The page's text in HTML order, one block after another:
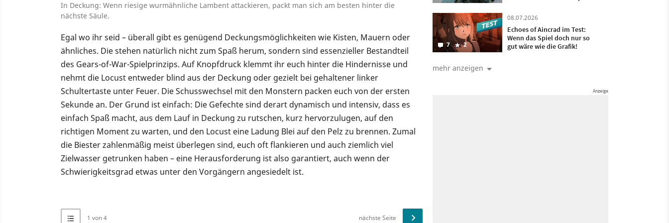
In Deckung: Wenn riesige wurmähnliche Lambent attackieren, packt man sich am besten hinter die
nächste Säule.
Egal wo ihr seid – überall gibt es genügend Deckungsmöglichkeiten wie Kisten, Mauern oder
ähnliches. Die stehen natürlich nicht zum Spaß herum, sondern sind essenzieller Bestandteil
des Gears-of-War-Spielprinzips. Auf Knopfdruck klemmt ihr euch hinter die Hindernisse und
nehmt die Locust entweder blind aus der Deckung oder gezielt bei gehaltener linker
Schultertaste unter Feuer. Die Schusswechsel mit den Monstern packen euch von der ersten
Sekunde an. Der Grund ist einfach: Die Gefechte sind derart dynamisch und intensiv, dass es
einfach Spaß macht, aus dem Lauf in Deckung zu rutschen, kurz hervorzulugen, auf den
richtigen Moment zu warten, und den Locust eine Ladung Blei auf den Pelz zu brennen. Zumal
die Biester zahlenmäßig meist überlegen sind, euch oft flankieren und auch ziemlich viel
Zielwasser getrunken haben – eine Herausforderung ist also garantiert, auch wenn der
Schwierigkeitsgrad etwas unter den Vorgängern angesiedelt ist.
1 von 4 nächste Seite
7 2
08.07.2026
Echoes of Aincrad im Test:
Wenn das Spiel doch nur so
gut wäre wie die Grafik!
mehr anzeigen